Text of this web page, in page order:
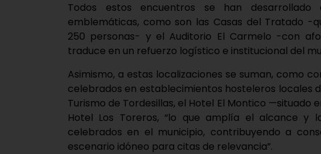
Todos estos encuentros se han desarrollado
emblemáticas, como son las Casas del Tratado -
250 personas- y el Auditorio El Carmelo -con
traduce en un refuerzo logístico e institucional del
Asimismo, a estas localizaciones se suman, como
celebrados en establecimientos hosteleros locales
Turismo de Tordesillas, el Hotel El Montico
Hotel Los Toreros, “lo que amplía el alcance y
celebrados en el municipio, contribuyendo a
escenario idóneo para citas de relevancia”.